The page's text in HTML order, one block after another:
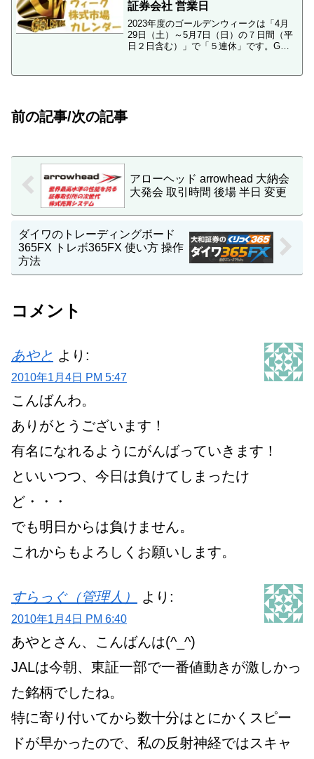
証券会社 営業日
2023年度のゴールデンウィークは「4月
29日（土）～5月7日（日）の７日間（平
日２日含む）」で「５連休」です。GW
前の記事/次の記事
アローヘッド arrowhead 大納会
大発会 取引時間 後場 半日 変更
ダイワのトレーディングボード
365FX トレボ365FX 使い方 操作
方法
コメント
あやと より:
2010年1月4日 PM 5:47
こんばんわ。
ありがとうございます！
有名になれるようにがんばっていきます！
といいつつ、今日は負けてしまったけ
ど・・・
でも明日からは負けません。
これからもよろしくお願いします。
すらっぐ（管理人） より:
2010年1月4日 PM 6:40
あやとさん、こんばんは(^_^)
JALは今朝、東証一部で一番値動きが激しかっ
た銘柄でしたね。
特に寄り付いてから数十分はとにかくスピー
ドが早かったので、私の反射神経ではスキャ